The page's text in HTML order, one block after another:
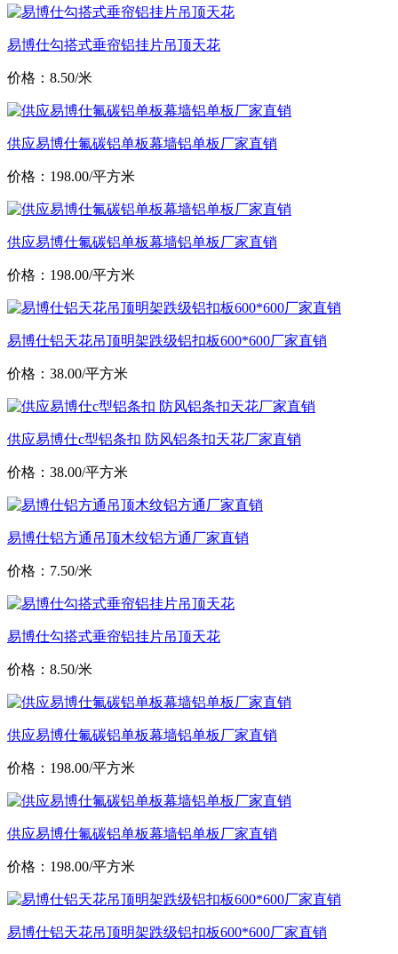
易博仕勾搭式垂帘铝挂片吊顶天花
价格：8.50/米
供应易博仕氟碳铝单板幕墙铝单板厂家直销
价格：198.00/平方米
供应易博仕氟碳铝单板幕墙铝单板厂家直销
价格：198.00/平方米
易博仕铝天花吊顶明架跌级铝扣板600*600厂家直销
价格：38.00/平方米
供应易博仕c型铝条扣 防风铝条扣天花厂家直销
价格：38.00/平方米
易博仕铝方通吊顶木纹铝方通厂家直销
价格：7.50/米
易博仕勾搭式垂帘铝挂片吊顶天花
价格：8.50/米
供应易博仕氟碳铝单板幕墙铝单板厂家直销
价格：198.00/平方米
供应易博仕氟碳铝单板幕墙铝单板厂家直销
价格：198.00/平方米
易博仕铝天花吊顶明架跌级铝扣板600*600厂家直销